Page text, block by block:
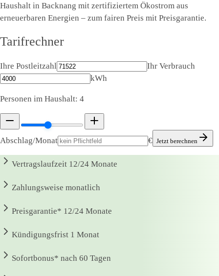
Haushalt in Backnang mit zertifiziertem Ökostrom aus
erneuerbaren Energien – zum fairen Preis mit Preisgarantie.
Tarifrechner
Ihre Postleitzahl
Ihr Verbrauch
kWh
Personen im Haushalt: 4
Abschlag/Monat € Jetzt berechnen
Vertragslaufzeit 12/24 Monate
Zahlungsweise monatlich
Preisgarantie* 12/24 Monate
Kündigungsfrist 1 Monat
Sofortbonus* nach 60 Tagen